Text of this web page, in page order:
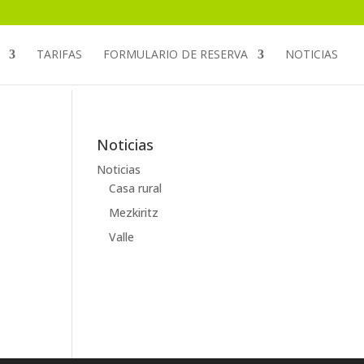
TARIFAS FORMULARIO DE RESERVA NOTICIAS
Noticias
Noticias
Casa rural
Mezkiritz
Valle